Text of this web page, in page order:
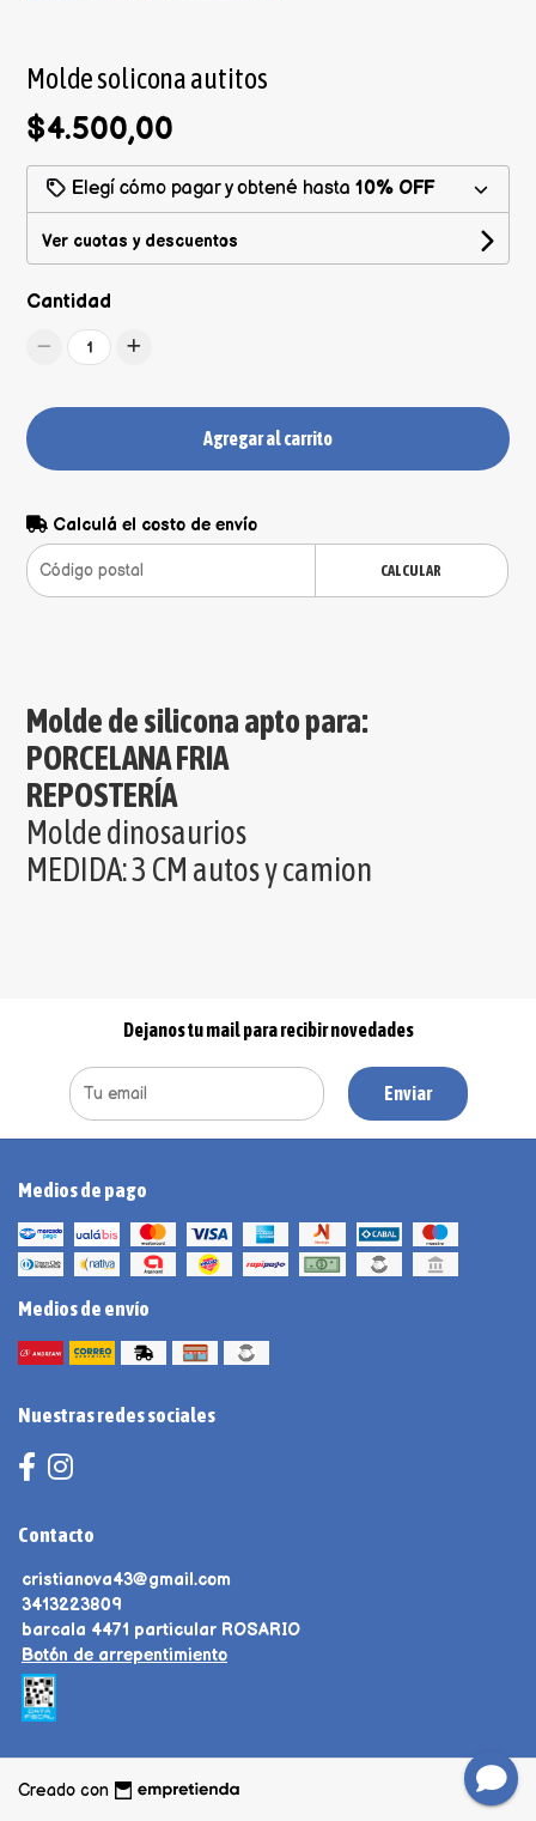
Molde solicona autitos
$4.500,00
Elegí cómo pagar y obtené hasta10% OFF
Ver cuotas y descuentos
Cantidad
1
Agregar al carrito
Calculá el costo de envío
CALCULAR
Molde de silicona apto para:
PORCELANA FRIA
REPOSTERÍA
Molde dinosaurios
MEDIDA: 3 CM autos y camion
Dejanos tu mail para recibir novedades
Enviar
Medios de pago
Medios de envío
Nuestras redes sociales
Contacto
cristianova43@gmail.com
3413223809
barcala 4471 particular ROSARIO
Botón de arrepentimiento
Creado con